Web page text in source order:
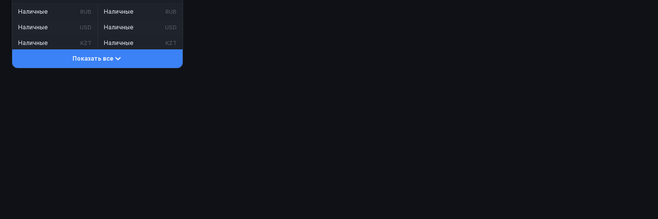
Наличные RUB
Наличные USD
Наличные KZT
Наличные RUB
Наличные USD
Наличные KZT
Показать все